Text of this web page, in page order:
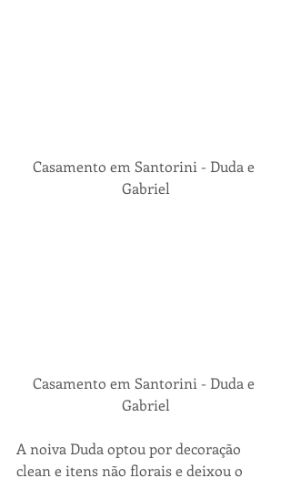
Casamento em Santorini - Duda e
Gabriel
Casamento em Santorini - Duda e
Gabriel
A noiva Duda optou por decoração
clean e itens não florais e deixou o